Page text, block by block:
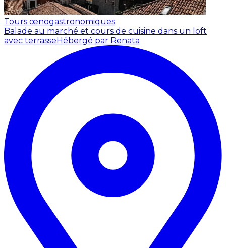
Tours œnogastronomiques
Balade au marché et cours de cuisine dans un loft
avec terrasse Hébergé par Renata